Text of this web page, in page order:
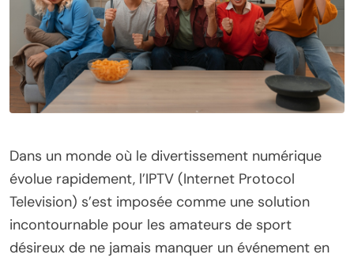
Dans un monde où le divertissement numérique
évolue rapidement, l’IPTV (Internet Protocol
Television) s’est imposée comme une solution
incontournable pour les amateurs de sport
désireux de ne jamais manquer un événement en